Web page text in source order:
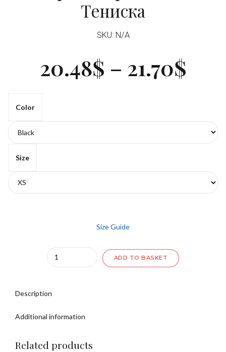
Тениска
SKU: N/A
20.48$ – 21.70$
Color
Size
Size Guide
Quantity
ADD TO BASKET
Description
Additional information
Related products